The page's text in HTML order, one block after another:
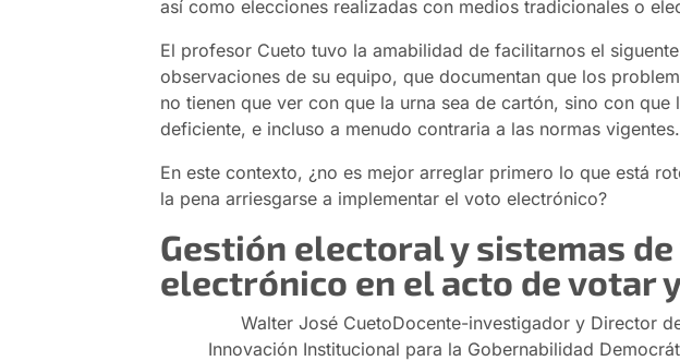
así como elecciones realizadas con medios tradicionales o
El profesor Cueto tuvo la amabilidad de facilitarnos el
observaciones de su equipo, que documentan que los
no tienen que ver con que la urna sea de cartón, sino con que
deficiente, e incluso a menudo contraria a las normas vigentes.
En este contexto, ¿no es mejor arreglar primero lo que está
la pena arriesgarse a implementar el voto electrónico?
Gestión electoral y sistemas
electrónico en el acto de votar
Walter José CuetoDocente-investigador y Director
Innovación Institucional para la Gobernabilidad